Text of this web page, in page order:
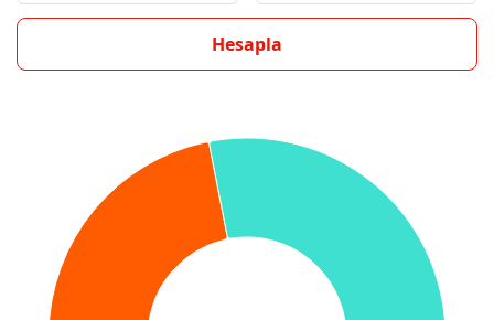
Hesapla